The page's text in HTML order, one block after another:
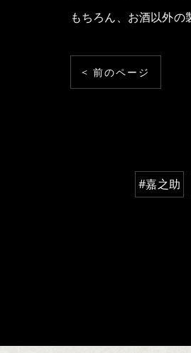
もちろん、お酒以外の
< 前のページ
#嘉之助